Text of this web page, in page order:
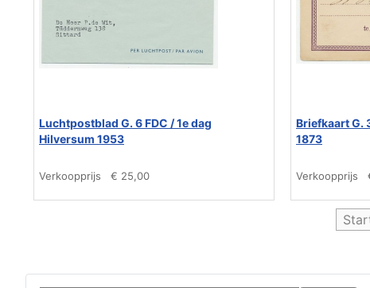
Luchtpostblad G. 6 FDC / 1e dag
Hilversum 1953
Verkoopprijs € 25,00
Briefkaart G.
1873
Verkoopprijs